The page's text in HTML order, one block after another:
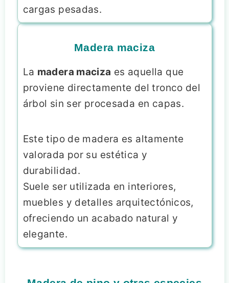
cargas pesadas.
Madera maciza
La madera maciza es aquella que
proviene directamente del tronco del
árbol sin ser procesada en capas.
Este tipo de madera es altamente
valorada por su estética y
durabilidad.
Suele ser utilizada en interiores,
muebles y detalles arquitectónicos,
ofreciendo un acabado natural y
elegante.